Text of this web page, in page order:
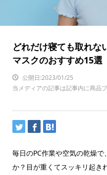
どれだけ寝ても取れな
マスクのおすすめ15選
公開日:2023/01/25
当メディアの記事は記事内に商品
毎日のPC作業や空気の乾燥
か？目が重くてスッキリ起き